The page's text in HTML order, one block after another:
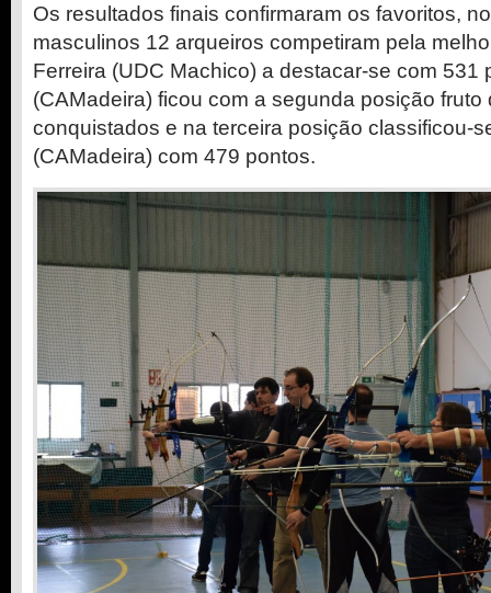
Os resultados finais confirmaram os favoritos,
masculinos 12 arqueiros competiram pela
Ferreira (UDC Machico) a destacar-se com 531
(CAMadeira) ficou com a segunda posição fruto
conquistados e na terceira posição classificou-
(CAMadeira) com 479 pontos.